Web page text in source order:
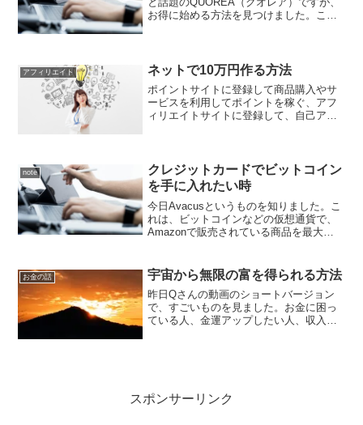
お得に始める方法を見つけました。こち
できるそう...
アフィリエイト ネットで10万円作る方法
ポイントサイトに登録して商品購入やサ
ービスを利用してポイントを稼ぐ、アフ
ィリエイトサイトに登録して、自己アフ
貨）で稼ぐ。という内容で、１０万円工
面できる方法を紹介しています。
note
クレジットカードでビットコイン
を手に入れたい時
今日Avacusというものを知りました。こ
れは、ビットコインなどの仮想通貨で、
Amazonで販売されている商品を最大
売することもできます。Avacus payを...
お金の話 宇宙から無限の富を得られる方法
昨日Qさんの動画のショートバージョン
で、すごいものを見ました。お金に困っ
ている人、金運アップしたい人、収入ア
スポンサーリンク